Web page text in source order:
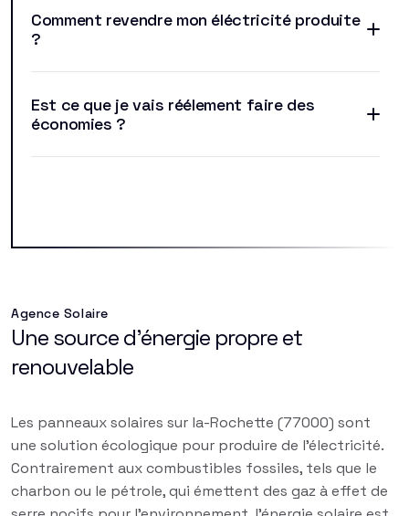
Comment revendre mon éléctricité produite
?
Est ce que je vais réélement faire des
économies ?
Agence Solaire
Une source d'énergie propre et
renouvelable
Les panneaux solaires sur la-Rochette (77000) sont
une solution écologique pour produire de l'électricité.
Contrairement aux combustibles fossiles, tels que le
charbon ou le pétrole, qui émettent des gaz à effet de